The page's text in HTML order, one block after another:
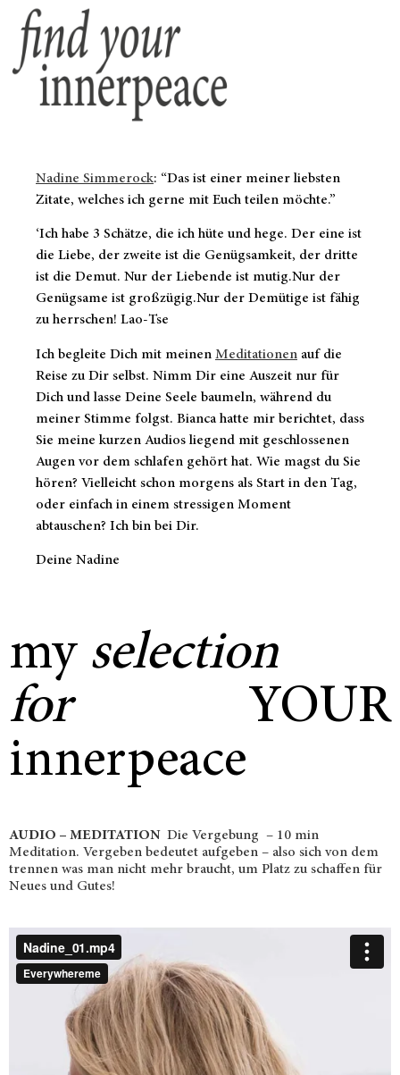
Nadine Simmerock: “Das ist einer meiner liebsten
Zitate, welches ich gerne mit Euch teilen möchte.”
‘Ich habe 3 Schätze, die ich hüte und hege. Der eine ist
die Liebe, der zweite ist die Genügsamkeit, der dritte
ist die Demut. Nur der Liebende ist mutig.Nur der
Genügsame ist großzügig.Nur der Demütige ist fähig
zu herrschen! Lao-Tse
Ich begleite Dich mit meinen Meditationen auf die
Reise zu Dir selbst. Nimm Dir eine Auszeit nur für
Dich und lasse Deine Seele baumeln, während du
meiner Stimme folgst. Bianca hatte mir berichtet, dass
Sie meine kurzen Audios liegend mit geschlossenen
Augen vor dem schlafen gehört hat. Wie magst du Sie
hören? Vielleicht schon morgens als Start in den Tag,
oder einfach in einem stressigen Moment
abtauschen? Ich bin bei Dir.
Deine Nadine
my selection
forYOUR
innerpeace
AUDIO – MEDITATION Die Vergebung – 10 min
Meditation. Vergeben bedeutet aufgeben – also sich von dem
trennen was man nicht mehr braucht, um Platz zu schaffen für
Neues und Gutes!